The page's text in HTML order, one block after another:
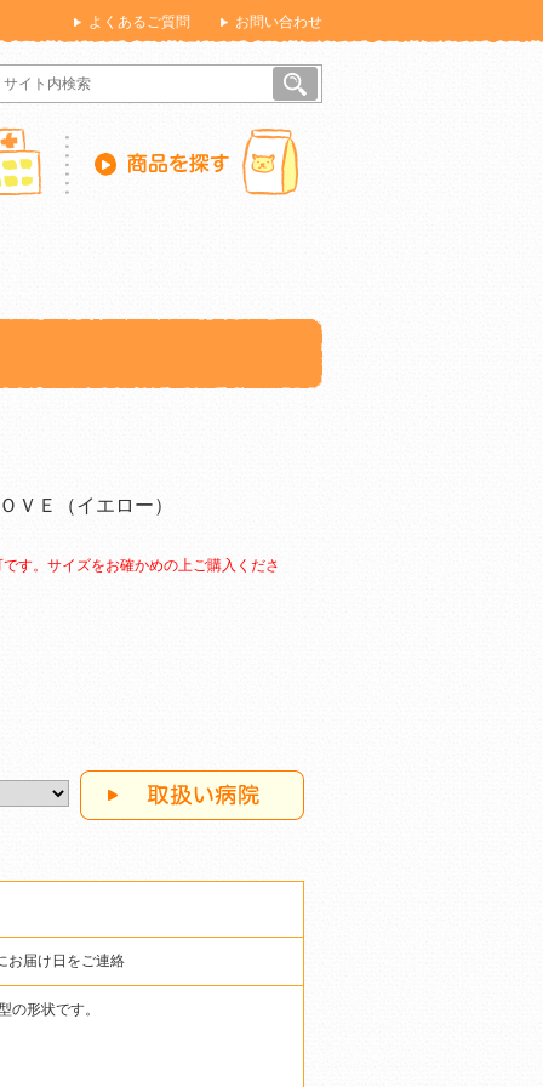
よくあるご質問 お問い合わせ
ＶＥ（イエロー）
す。サイズをお確かめの上ご購入くださ
お届け日をご連絡
の形状です。